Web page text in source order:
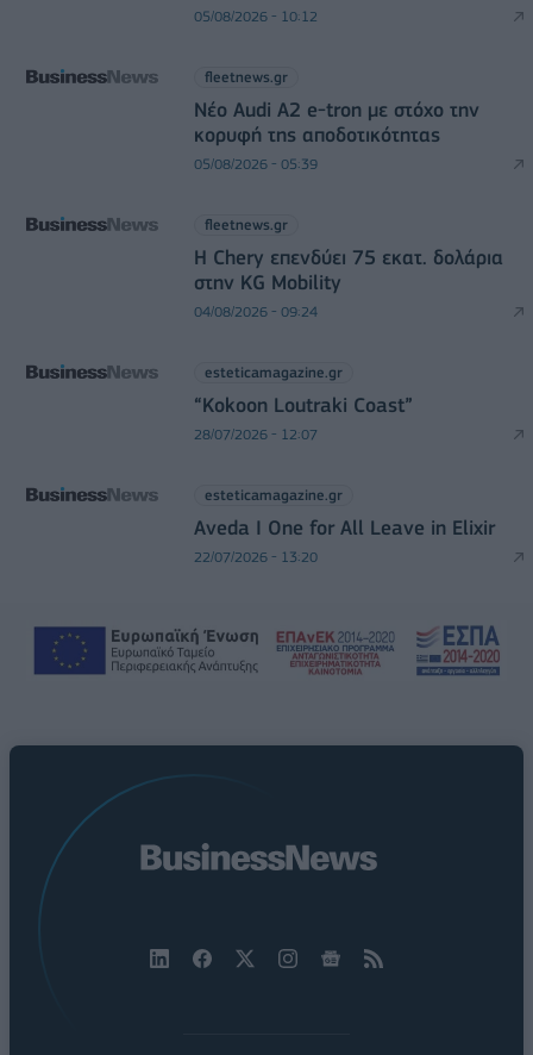
05/08/2026 - 10:12
fleetnews.gr
Νέο Audi A2 e-tron με στόχο την
κορυφή της αποδοτικότητας
05/08/2026 - 05:39
fleetnews.gr
Η Chery επενδύει 75 εκατ. δολάρια
στην KG Mobility
04/08/2026 - 09:24
esteticamagazine.gr
“Kokoon Loutraki Coast”
28/07/2026 - 12:07
esteticamagazine.gr
Aveda I One for All Leave in Elixir
22/07/2026 - 13:20